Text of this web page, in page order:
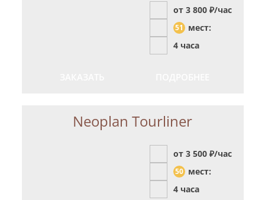
от 3 800 ₽/час
51
мест:
4 часа
Neoplan Tourliner
от 3 500 ₽/час
50 мест:
4 часа